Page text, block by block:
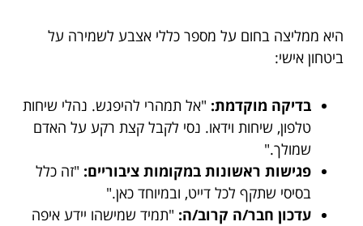
היא ממליצה בחום על מספר כללי אצבע לשמירה על
ביטחון אישי:
בדיקה מוקדמת: "אל תמהרי להיפגש. נהלי שיחות
טלפון, שיחות וידאו. נסי לקבל קצת רקע על האדם
שמולך."
פגישות ראשונות במקומות ציבוריים: "זה כלל
בסיסי שתקף לכל דייט, ובמיוחד כאן."
עדכון חבר/ה קרוב/ה: "תמיד שמישהו יידע איפה